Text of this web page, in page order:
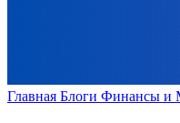
Главная Блоги Финансы и